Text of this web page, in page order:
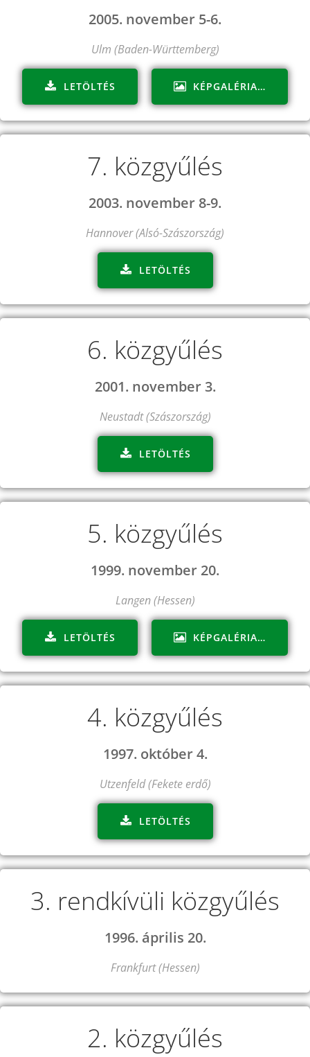
2005. november 5-6.
Ulm (Baden-Württemberg)
LETÖLTÉS KÉPGALÉRIA…
7. közgyűlés
2003. november 8-9.
Hannover (Alsó-Szászország)
LETÖLTÉS
6. közgyűlés
2001. november 3.
Neustadt (Szászország)
LETÖLTÉS
5. közgyűlés
1999. november 20.
Langen (Hessen)
LETÖLTÉS KÉPGALÉRIA…
4. közgyűlés
1997. október 4.
Utzenfeld (Fekete erdő)
LETÖLTÉS
3. rendkívüli közgyűlés
1996. április 20.
Frankfurt (Hessen)
2. közgyűlés